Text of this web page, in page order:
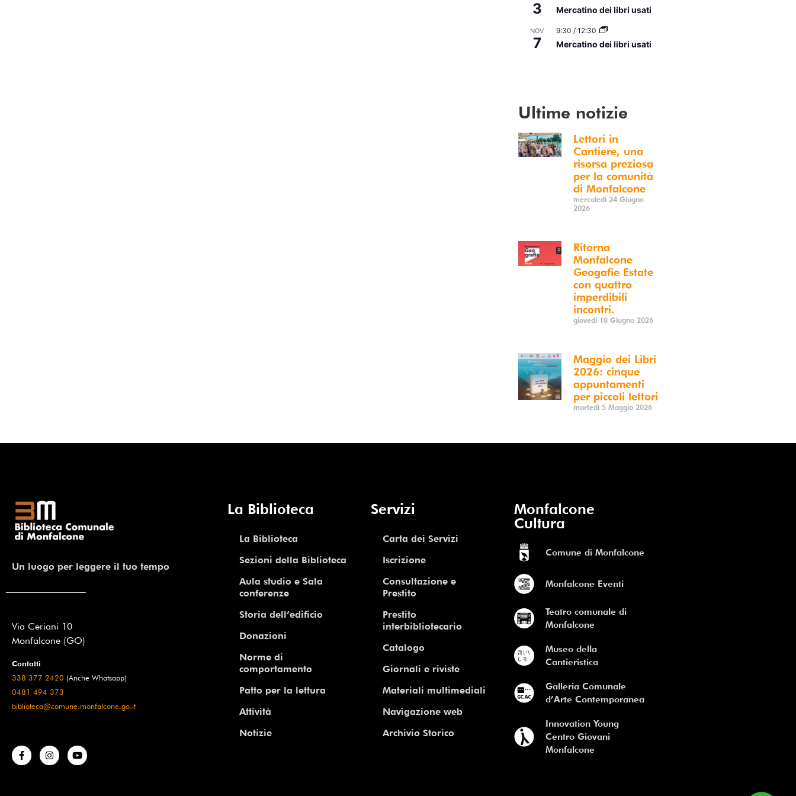
3 Mercatino dei libri usati
NOV
7
9:30 / 12:30
Mercatino dei libri usati
Ultime notizie
Lettori in
Cantiere, una
risorsa preziosa
per la comunità
di Monfalcone
mercoledì 24 Giugno
2026
Ritorna
Monfalcone
Geogafie Estate
con quattro
imperdibili
incontri.
giovedì 18 Giugno 2026
Maggio dei Libri
2026: cinque
appuntamenti
per piccoli lettori
martedì 5 Maggio 2026
Un luogo per leggere il tuo tempo
Via Ceriani 10
Monfalcone (GO)
Contatti
338 377 2420 (Anche Whatsapp)
0481 494 373
biblioteca@comune.monfalcone.go.it
La Biblioteca
La Biblioteca
Sezioni della Biblioteca
Aula studio e Sala
conferenze
Storia dell’edificio
Donazioni
Norme di
comportamento
Patto per la lettura
Attività
Notizie
Servizi
Carta dei Servizi
Iscrizione
Consultazione e
Prestito
Prestito
interbibliotecario
Catalogo
Giornali e riviste
Materiali multimediali
Navigazione web
Archivio Storico
Monfalcone
Cultura
Comune di Monfalcone
Monfalcone Eventi
Teatro comunale di
Monfalcone
Museo della
Cantieristica
Galleria Comunale
d’Arte Contemporanea
Innovation Young
Centro Giovani
Monfalcone